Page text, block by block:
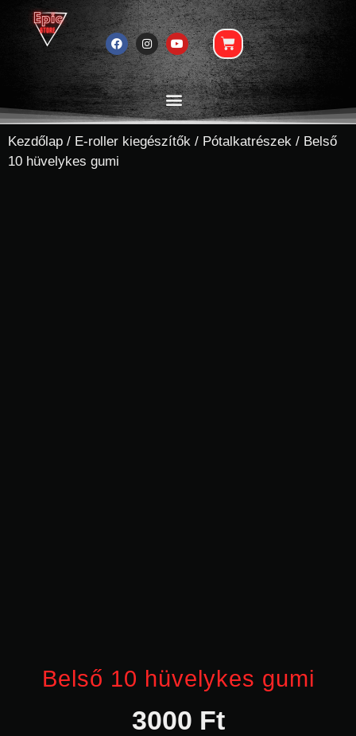
Kezdőlap / E-roller kiegészítők / Pótalkatrészek / Belső
10 hüvelykes gumi
Belső 10 hüvelykes gumi
3000 Ft